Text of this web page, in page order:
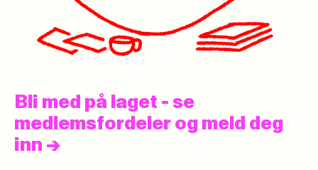
Bli med på laget - se
medlemsfordeler og meld deg
inn ->